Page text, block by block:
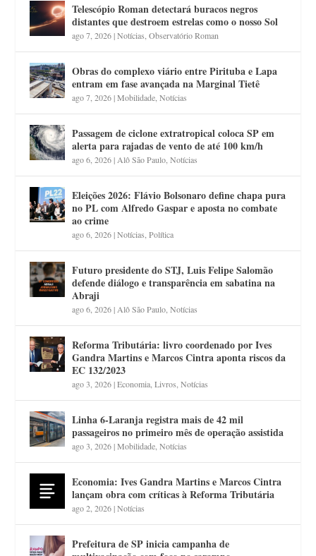
Telescópio Roman detectará buracos negros
distantes que destroem estrelas como o nosso Sol
ago 7, 2026|Notícias ,Observatório Roman
Obras do complexo viário entre Pirituba e Lapa
entram em fase avançada na Marginal Tietê
ago 7, 2026|Mobilidade ,Notícias
Passagem de ciclone extratropical coloca SP em
alerta para rajadas de vento de até 100 km/h
ago 6, 2026| Alô São Paulo ,Notícias
Eleições 2026: Flávio Bolsonaro define chapa pura
no PL com Alfredo Gaspar e aposta no combate
ao crime
ago 6, 2026|Notícias ,Política
Futuro presidente do STJ, Luis Felipe Salomão
defende diálogo e transparência em sabatina na
Abraji
ago 6, 2026| Alô São Paulo ,Notícias
Reforma Tributária: livro coordenado por Ives
Gandra Martins e Marcos Cintra aponta riscos da
EC 132/2023
ago 3, 2026|Economia ,Livros ,Notícias
Linha 6-Laranja registra mais de 42 mil
passageiros no primeiro mês de operação assistida
ago 3, 2026|Mobilidade ,Notícias
Economia: Ives Gandra Martins e Marcos Cintra
lançam obra com críticas à Reforma Tributária
ago 2, 2026|Notícias
Prefeitura de SP inicia campanha de